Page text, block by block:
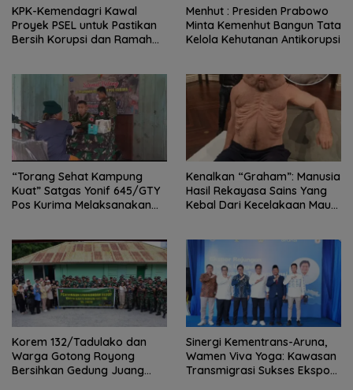
KPK-Kemendagri Kawal
Proyek PSEL untuk Pastikan
Bersih Korupsi dan Ramah
Menhut : Presiden Prabowo
Minta Kemenhut Bangun Tata
Kelola Kehutanan Antikorupsi
“Torang Sehat Kampung
Kuat” Satgas Yonif 645/GTY
Pos Kurima Melaksanakan
Kenalkan “Graham”: Manusia
Hasil Rekayasa Sains Yang
Kebal Dari Kecelakaan Maut
Korem 132/Tadulako dan
Warga Gotong Royong
Bersihkan Gedung Juang
Sinergi Kementrans-Aruna,
Wamen Viva Yoga: Kawasan
Transmigrasi Sukses Ekspor